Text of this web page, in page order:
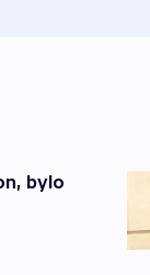
bylo